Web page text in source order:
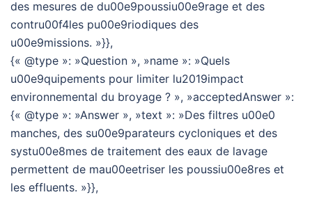
des mesures de du00e9poussiu00e9rage et des
contru00f4les pu00e9riodiques des
u00e9missions. »}},
{« @type »: »Question », »name »: »Quels
u00e9quipements pour limiter lu2019impact
environnemental du broyage ? », »acceptedAnswer »:
{« @type »: »Answer », »text »: »Des filtres u00e0
manches, des su00e9parateurs cycloniques et des
systu00e8mes de traitement des eaux de lavage
permettent de mau00eetriser les poussiu00e8res et
les effluents. »}},